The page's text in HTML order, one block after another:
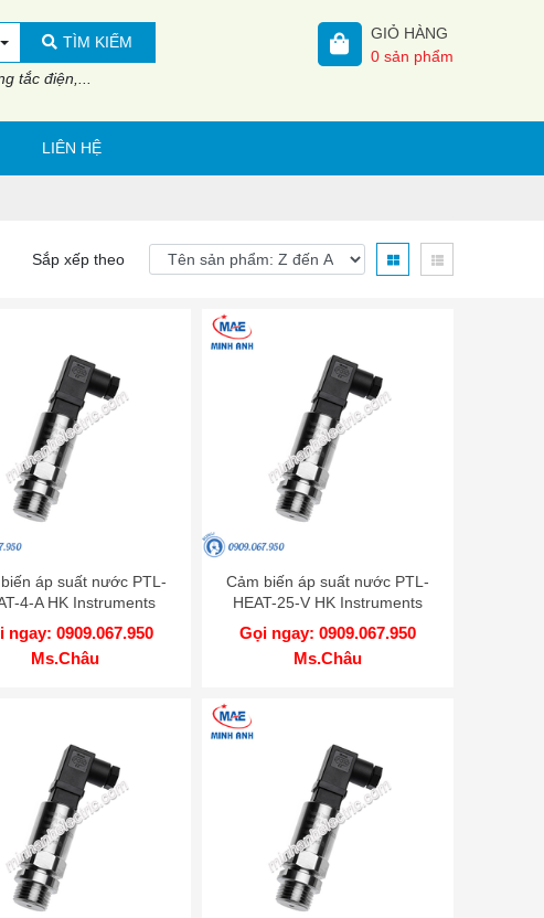
TÌM KIẾM
tắc điện,...
GIỎ HÀNG
0 sản phẩm
LIÊN HỆ
Sắp xếp theo
áp suất nước PTL-
4-A HK Instruments
ngay: 0909.067.950
Ms.Châu
Cảm biến áp suất nước PTL-
HEAT-25-V HK Instruments
Gọi ngay: 0909.067.950
Ms.Châu